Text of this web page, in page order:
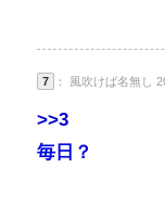
7 ： 風吹けば名無し
>>3
毎日？